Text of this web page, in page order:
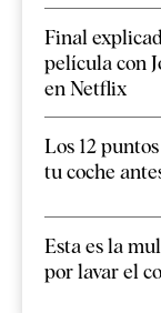
Final
película con
en Netflix
Los 12
tu coche
Esta es la
por lavar el